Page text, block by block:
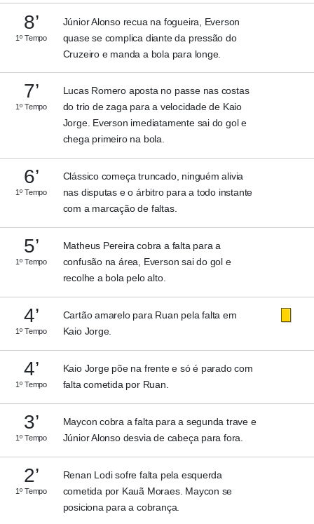
8’
1º Tempo
Júnior Alonso recua na fogueira, Everson
quase se complica diante da pressão do
Cruzeiro e manda a bola para longe.
7’
1º Tempo
Lucas Romero aposta no passe nas costas
do trio de zaga para a velocidade de Kaio
Jorge. Everson imediatamente sai do gol e
chega primeiro na bola.
6’
1º Tempo
Clássico começa truncado, ninguém alivia
nas disputas e o árbitro para a todo instante
com a marcação de faltas.
5’
1º Tempo
Matheus Pereira cobra a falta para a
confusão na área, Everson sai do gol e
recolhe a bola pelo alto.
4’
1º Tempo
Cartão amarelo para Ruan pela falta em
Kaio Jorge.
4’
1º Tempo
Kaio Jorge põe na frente e só é parado com
falta cometida por Ruan.
3’
1º Tempo
Maycon cobra a falta para a segunda trave e
Júnior Alonso desvia de cabeça para fora.
2’
1º Tempo
Renan Lodi sofre falta pela esquerda
cometida por Kauã Moraes. Maycon se
posiciona para a cobrança.